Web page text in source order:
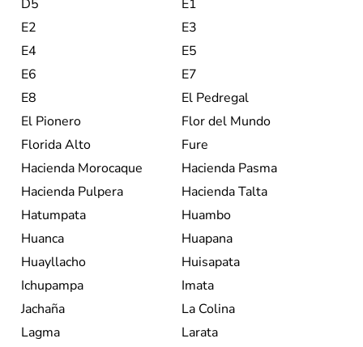
D5
E1
E2
E3
E4
E5
E6
E7
E8
El Pedregal
El Pionero
Flor del Mundo
Florida Alto
Fure
Hacienda Morocaque
Hacienda Pasma
Hacienda Pulpera
Hacienda Talta
Hatumpata
Huambo
Huanca
Huapana
Huayllacho
Huisapata
Ichupampa
Imata
Jachaña
La Colina
Lagma
Larata